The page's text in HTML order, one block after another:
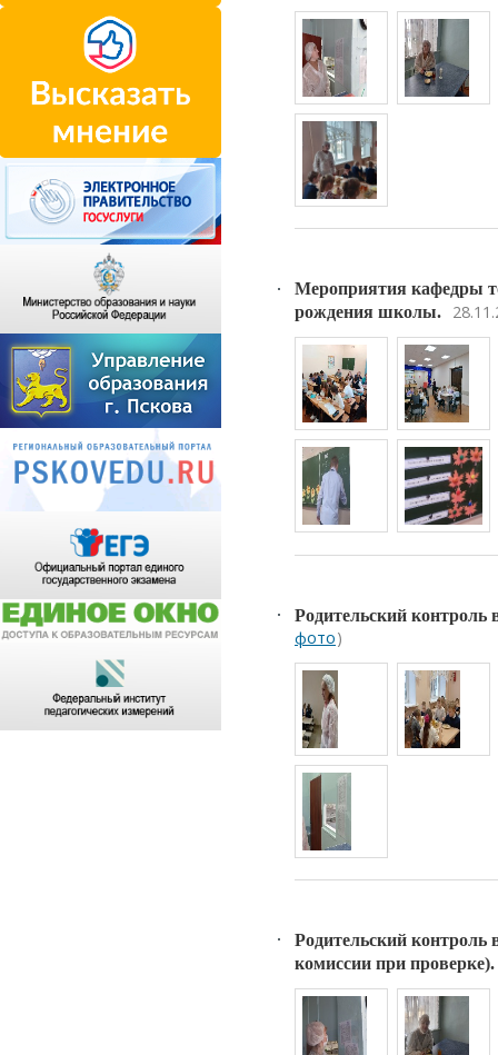
Мероприятия кафедры
рождения школы.
Родительский контроль
фото)
Родительский контроль
комиссии при проверке).